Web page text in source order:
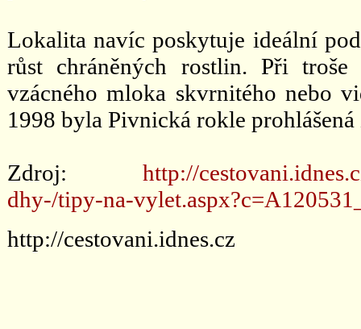
Lokalita navíc poskytuje ideální
růst chráněných rostlin. Při
vzácného mloka skvrnitého nebo
1998 byla Pivnická rokle
Zdroj: http://
dhy-/tipy-na-
http://cestovani.idnes.cz